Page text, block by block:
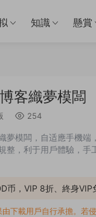
知識 懸賞
客織夢模闆
254
夢模闆，自适應手機
整，利于用戶體驗，
币，VIP 8折、終身VIP
下載用戶自行承擔。若